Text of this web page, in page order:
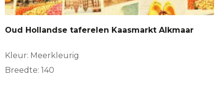
Oud Hollandse taferelen Kaasmarkt Alkmaar
Kleur: Meerkleurig
Breedte: 140